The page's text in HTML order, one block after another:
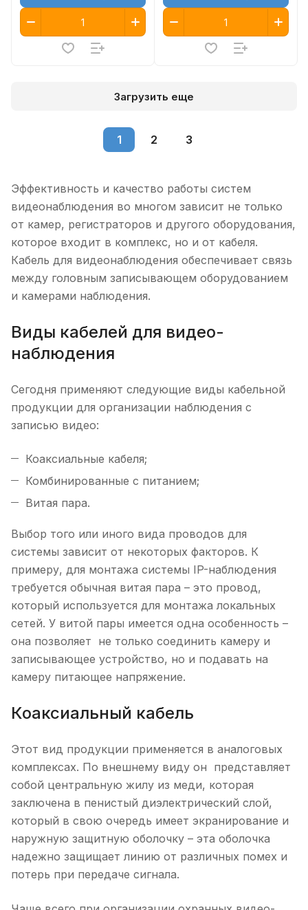
Загрузить еще
1 2 3
Эффективность и качество работы систем
видеонаблюдения во многом зависит не только
от камер, регистраторов и другого оборудования,
которое входит в комплекс, но и от кабеля.
Кабель для видеонаблюдения обеспечивает связь
между головным записывающем оборудованием
и камерами наблюдения.
Виды кабелей для видео-
наблюдения
Сегодня применяют следующие виды кабельной
продукции для организации наблюдения с
записью видео:
Коаксиальные кабеля;
Комбинированные с питанием;
Витая пара.
Выбор того или иного вида проводов для
системы зависит от некоторых факторов. К
примеру, для монтажа системы IP-наблюдения
требуется обычная витая пара – это провод,
который используется для монтажа локальных
сетей. У витой пары имеется одна особенность –
она позволяет не только соединить камеру и
записывающее устройство, но и подавать на
камеру питающее напряжение.
Коаксиальный кабель
Этот вид продукции применяется в аналоговых
комплексах. По внешнему виду он представляет
собой центральную жилу из меди, которая
заключена в пенистый диэлектрический слой,
который в свою очередь имеет экранирование и
наружную защитную оболочку – эта оболочка
надежно защищает линию от различных помех и
потерь при передаче сигнала.